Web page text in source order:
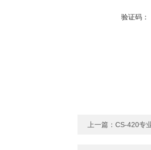
验证码：
上一篇： CS-420专